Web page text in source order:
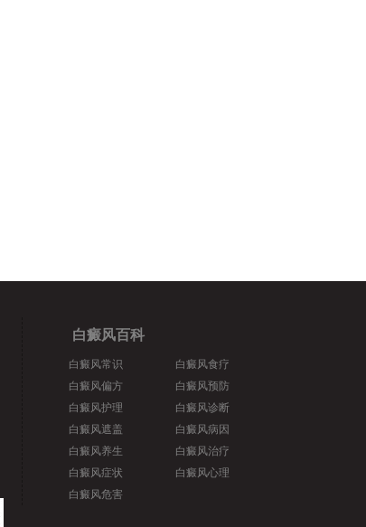
白癜风百科
白癜风常识
白癜风偏方
白癜风护理
白癜风遮盖
白癜风养生
白癜风症状
白癜风危害
白癜风食疗
白癜风预防
白癜风诊断
白癜风病因
白癜风治疗
白癜风心理